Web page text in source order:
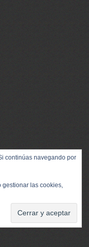
continúas navegando por
gestionar las cookies,